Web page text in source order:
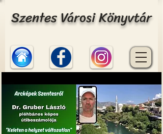
Szentes Városi Könyvtár